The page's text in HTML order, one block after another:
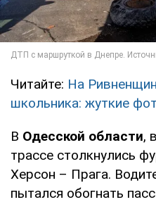
Читайте: На
школьника: жуткие
В Одесской области,
трассе столкнулись
Херсон – Прага.
пытался обогнать